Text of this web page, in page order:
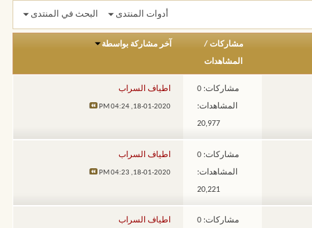
أدوات المنتدى البحث في المنتدى
مشاركات /
المشاهدات
آخر مشاركة بواسطة
مشاركات: 0
المشاهدات:
20,977
اطياف السراب
18-01-2020,
04:24 PM
مشاركات: 0
المشاهدات:
20,221
اطياف السراب
18-01-2020,
04:23 PM
مشاركات: 0 اطياف السراب